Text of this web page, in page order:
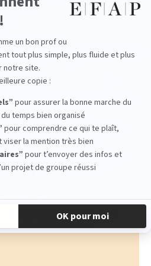
l’école idéale pour un
?
la communication, une
Lille à Toulouse